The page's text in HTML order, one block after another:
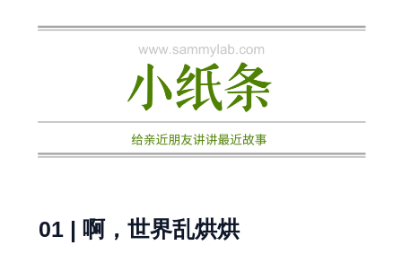
01 | 啊，世界乱烘烘